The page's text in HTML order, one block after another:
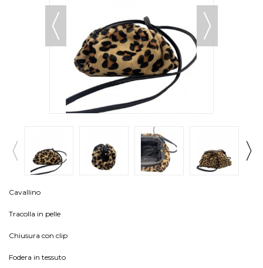
Cavallino
Tracolla in pelle
Chiusura con clip
Fodera in tessuto